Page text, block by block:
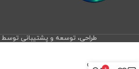
طراحی، توسعه و پشتیبانی توسط
پایه
پاکن